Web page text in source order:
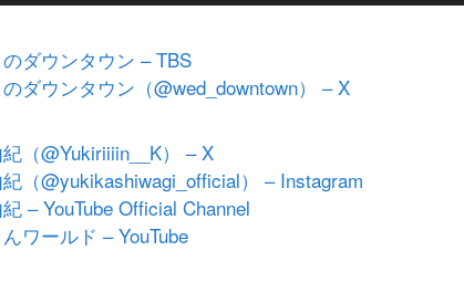
ダウンタウン – TBS
ダウンタウン（@wed_downtown） – X
（@Yukiriiiin__K） – X
（@yukikashiwagi_official） – Instagram
– YouTube Official Channel
ワールド – YouTube